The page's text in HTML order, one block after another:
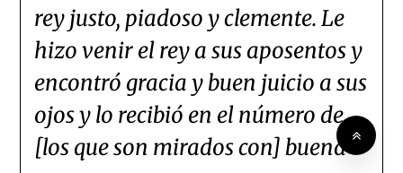
rey justo, piadoso y clemente. Le
hizo venir el rey a sus aposentos y
encontró gracia y buen juicio a sus
ojos y lo recibió en el número de
[los que son mirados con] buena